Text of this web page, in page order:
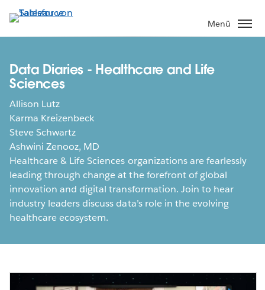
Direkt
zum
Inhalt
Menü
Data Diaries - Healthcare and Life
Sciences
Allison Lutz
Karma Kreizenbeck
Steve Schwartz
Ashwini Zenooz, MD
Healthcare & Life Sciences organizations are fearlessly
leading through change at the forefront of global
innovation and digital transformation. Join to hear
industry leaders discuss data’s role in the evolving
healthcare ecosystem.